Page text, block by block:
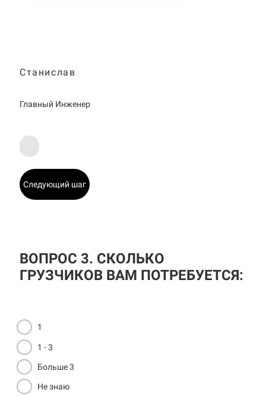
Станислав
Главный Инженер
Следующий шаг
ВОПРОС 3. СКОЛЬКО
ГРУЗЧИКОВ ВАМ ПОТРЕБУЕТСЯ:
1
1 - 3
Больше 3
Не знаю